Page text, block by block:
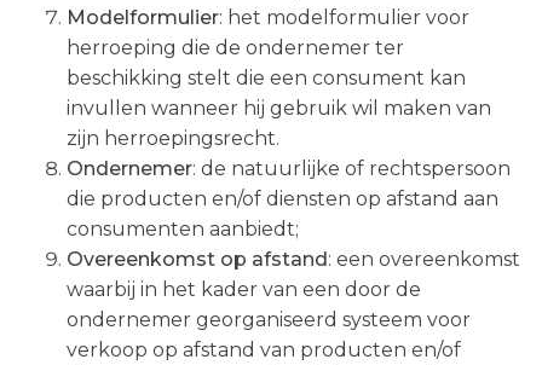
Modelformulier: het modelformulier voor
herroeping die de ondernemer ter
beschikking stelt die een consument kan
invullen wanneer hij gebruik wil maken van
zijn herroepingsrecht.
Ondernemer: de natuurlijke of rechtspersoon
die producten en/of diensten op afstand aan
consumenten aanbiedt;
Overeenkomst op afstand: een overeenkomst
waarbij in het kader van een door de
ondernemer georganiseerd systeem voor
verkoop op afstand van producten en/of